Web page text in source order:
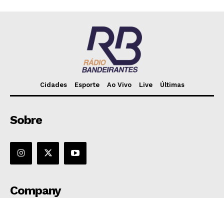
Cidades Esporte Ao Vivo Live Últimas
Sobre
Company